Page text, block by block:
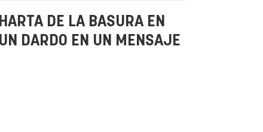
DE LA BASURA EN
DARDO EN UN MENSAJE